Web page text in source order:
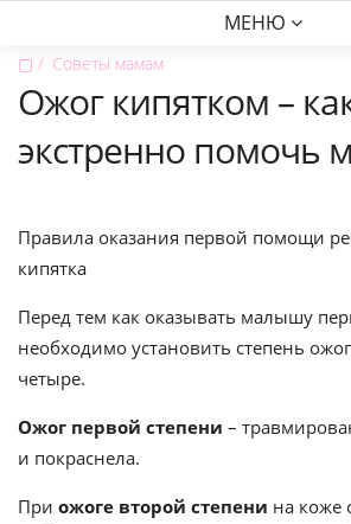
МЕНЮ
▢ Советы мамам
Ожог кипятком –
экстренно помочь
Правила оказания первой помощи
кипятка
Перед тем как оказывать малышу
необходимо установить степень
четыре.
Ожог первой степени –
и покраснела.
При ожоге второй степени на коже